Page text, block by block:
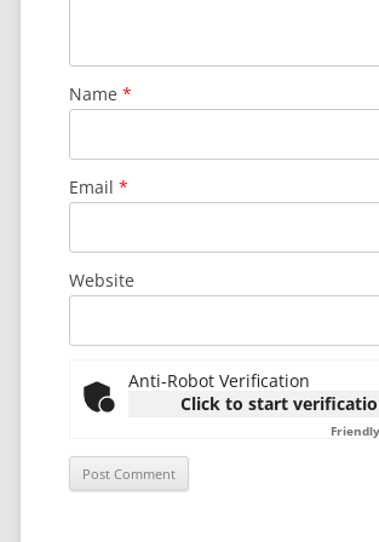
Name *
Email *
Website
Anti-Robot Verification
Click to start
Friendly